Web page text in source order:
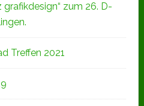
grafikdesign“ zum 26. D-
Treffen 2021